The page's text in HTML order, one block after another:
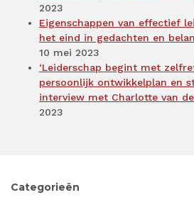
2023
Eigenschappen van effectief
het eind in gedachten en
10 mei 2023
‘Leiderschap begint met
persoonlijk ontwikkelplan en
interview met Charlotte van
2023
Categorieën